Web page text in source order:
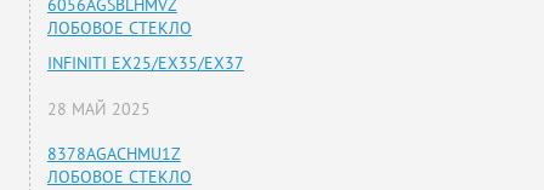
6056AGSBLHMVZ
ЛОБОВОЕ СТЕКЛО
INFINITI EX25/EX35/EX37
28 МАЙ 2025
8378AGACHMU1Z
ЛОБОВОЕ СТЕКЛО